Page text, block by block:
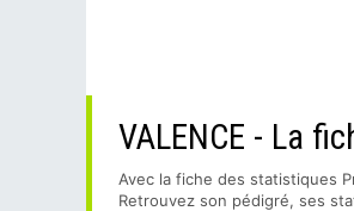
VALENCE - La
Avec la fiche des statistiques
Retrouvez son pédigré, ses